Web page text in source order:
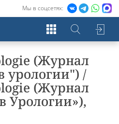
Мы в соцсетях:
(Журнал
урологии") /
(Журнал
Урологии»),